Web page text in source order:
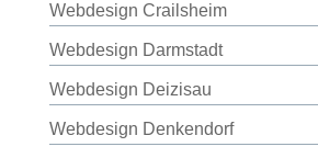
Webdesign Crailsheim
Webdesign Darmstadt
Webdesign Deizisau
Webdesign Denkendorf